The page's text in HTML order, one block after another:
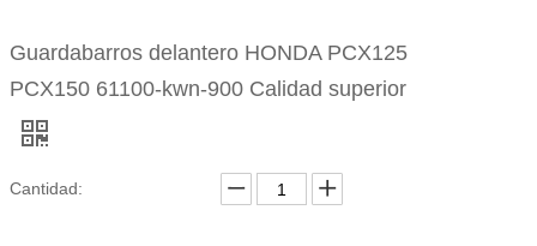
Guardabarros delantero HONDA PCX125
PCX150 61100-kwn-900 Calidad superior
Cantidad: